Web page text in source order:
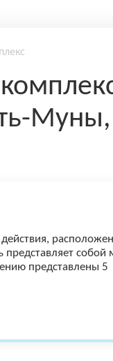
представляет собой
представлены 5